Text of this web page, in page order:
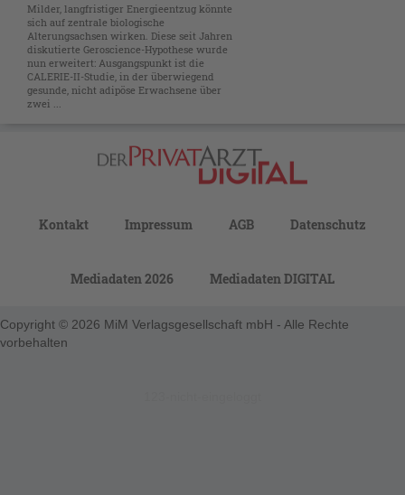
Milder, langfristiger Energieentzug könnte
sich auf zentrale biologische
Alterungsachsen wirken. Diese seit Jahren
diskutierte Geroscience-Hypothese wurde
nun erweitert: Ausgangspunkt ist die
CALERIE-II-Studie, in der überwiegend
gesunde, nicht adipöse Erwachsene über
zwei ...
Kontakt Impressum AGB Datenschutz
Mediadaten 2026 Mediadaten DIGITAL
Copyright © 2026 MiM Verlagsgesellschaft mbH - Alle Rechte
vorbehalten